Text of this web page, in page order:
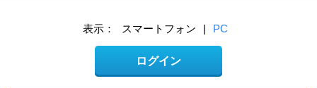
表示： スマートフォン | PC
ログイン